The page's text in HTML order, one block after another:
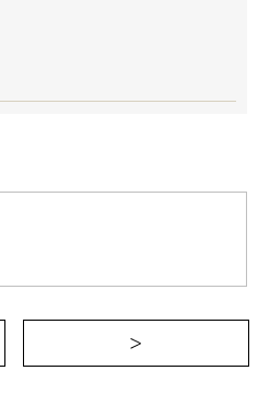
＜ 人生の成功とは、自分は何者か